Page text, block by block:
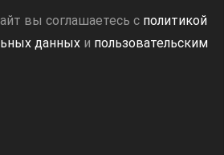
вы соглашаетесь с политикой
данных и пользовательским